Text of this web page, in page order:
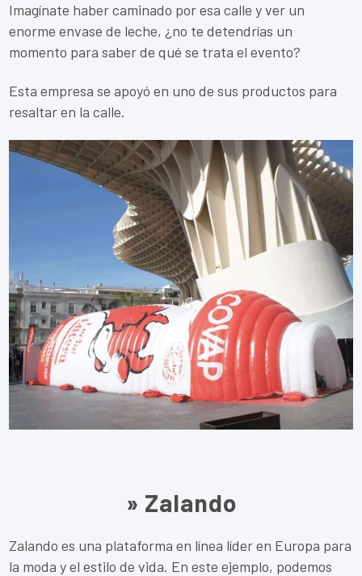
Imagínate haber caminado por esa calle y ver un
enorme envase de leche, ¿no te detendrías un
momento para saber de qué se trata el evento?
Esta empresa se apoyó en uno de sus productos para
resaltar en la calle.
» Zalando
Zalando es una plataforma en línea líder en Europa para
la moda y el estilo de vida. En este ejemplo, podemos